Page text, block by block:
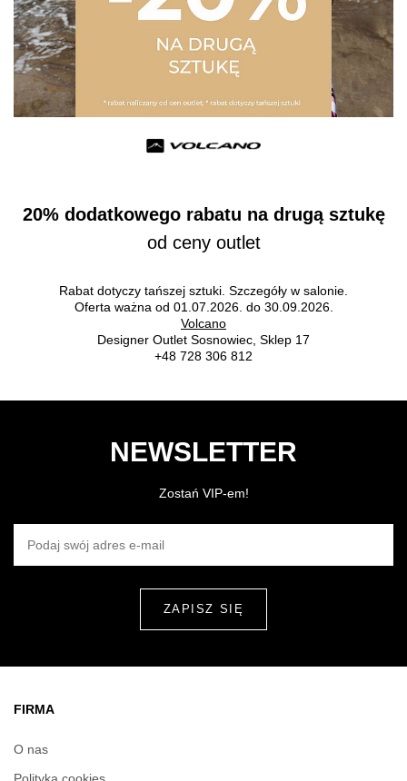
20% dodatkowego rabatu na drugą sztukę
od ceny outlet
Rabat dotyczy tańszej sztuki. Szczegóły w salonie.
Oferta ważna od 01.07.2026. do 30.09.2026.
Volcano
Designer Outlet Sosnowiec, Sklep 17
+48 728 306 812
NEWSLETTER
Zostań VIP-em!
FIRMA
O nas
Polityka cookies